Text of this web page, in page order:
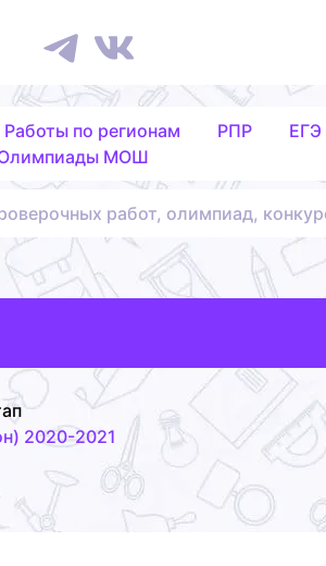
Работы по регионам РПР ЕГЭ
МОШ
работ, олимпиад,
2020-2021